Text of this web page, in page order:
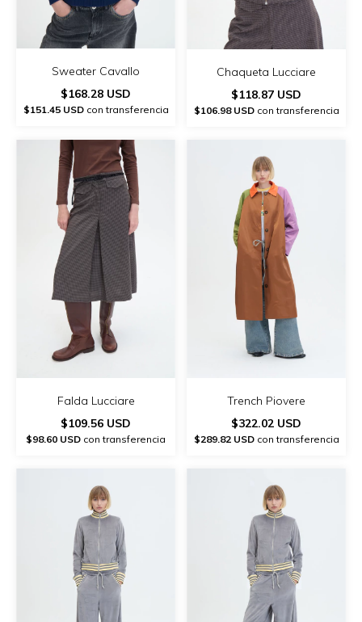
Sweater Cavallo
$168.28 USD
$151.45 USDcon transferencia
Chaqueta Lucciare
$118.87 USD
$106.98 USDcon transferencia
Falda Lucciare
$109.56 USD
$98.60 USD con transferencia
Trench Piovere
$322.02 USD
$289.82 USDcon transferencia